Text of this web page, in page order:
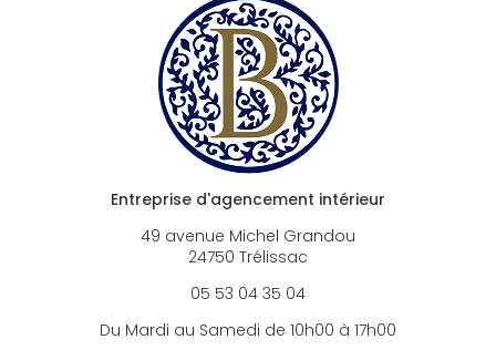
Entreprise d'agencement intérieur
49 avenue Michel Grandou
24750 Trélissac
05 53 04 35 04
Du Mardi au Samedi de 10h00 à 17h00